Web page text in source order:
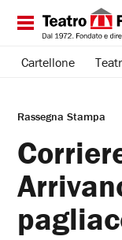
Cartellone
Rassegna Stampa